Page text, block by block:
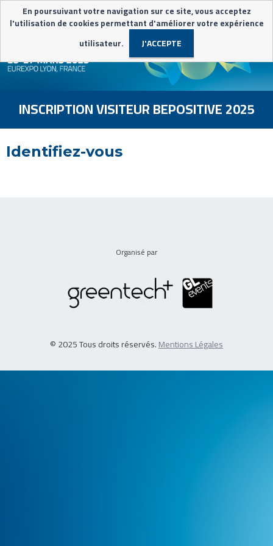
INSCRIPTION VISITEUR BEPOSITIVE 2025
Identifiez-vous
Organisé par
© 2025 Tous droits réservés.Mentions Légales
En poursuivant votre navigation sur ce site, vous acceptez
l'utilisation de cookies permettant d'améliorer votre expérience
utilisateur.
J'ACCEPTE